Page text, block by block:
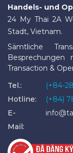
Handels- und
24 My Thai 2A
Stadt, Vietnam.
Sämtliche
Transaction &
Tel.:
(+84-
Hotline:
(+84)
E-
Mail: